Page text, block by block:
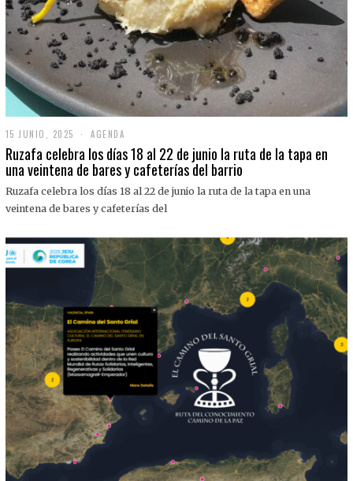
15 JUNIO, 2025
J
U
I
O
0
2
5
AGENDA
Ruzafa celebra los días 18 al 22 de junio la ruta de la tapa en
una veintena de bares y cafeterías del barrio
Ruzafa celebra los días 18 al 22 de junio la ruta de la tapa en una
veintena de bares y cafeterías del